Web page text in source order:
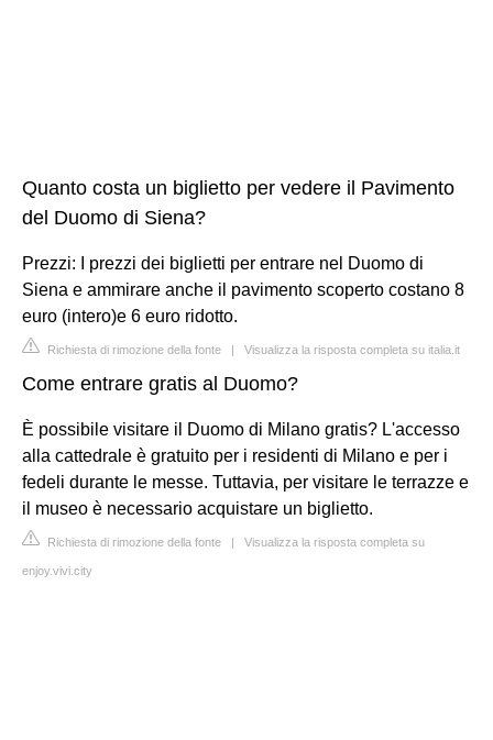
Quanto costa un biglietto per vedere il Pavimento
del Duomo di Siena?
Prezzi: I prezzi dei biglietti per entrare nel Duomo di
Siena e ammirare anche il pavimento scoperto costano 8
euro (intero)e 6 euro ridotto.
Richiesta di rimozione della fonte | Visualizza la risposta completa su italia.it
Come entrare gratis al Duomo?
È possibile visitare il Duomo di Milano gratis? L'accesso
alla cattedrale è gratuito per i residenti di Milano e per i
fedeli durante le messe. Tuttavia, per visitare le terrazze e
il museo è necessario acquistare un biglietto.
Richiesta di rimozione della fonte | Visualizza la risposta completa su
enjoy.vivi.city